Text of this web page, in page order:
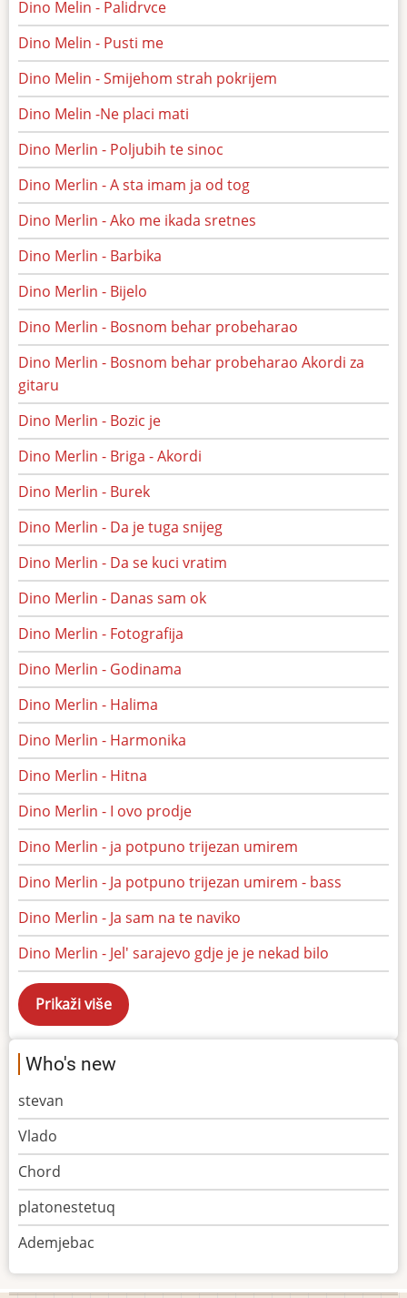
Dino Melin - Palidrvce
Dino Melin - Pusti me
Dino Melin - Smijehom strah pokrijem
Dino Melin -Ne placi mati
Dino Merlin - Poljubih te sinoc
Dino Merlin - A sta imam ja od tog
Dino Merlin - Ako me ikada sretnes
Dino Merlin - Barbika
Dino Merlin - Bijelo
Dino Merlin - Bosnom behar probeharao
Dino Merlin - Bosnom behar probeharao Akordi za
gitaru
Dino Merlin - Bozic je
Dino Merlin - Briga - Akordi
Dino Merlin - Burek
Dino Merlin - Da je tuga snijeg
Dino Merlin - Da se kuci vratim
Dino Merlin - Danas sam ok
Dino Merlin - Fotografija
Dino Merlin - Godinama
Dino Merlin - Halima
Dino Merlin - Harmonika
Dino Merlin - Hitna
Dino Merlin - I ovo prodje
Dino Merlin - ja potpuno trijezan umirem
Dino Merlin - Ja potpuno trijezan umirem - bass
Dino Merlin - Ja sam na te naviko
Dino Merlin - Jel' sarajevo gdje je je nekad bilo
Who's new
stevan
Vlado
Chord
platonestetuq
Ademjebac